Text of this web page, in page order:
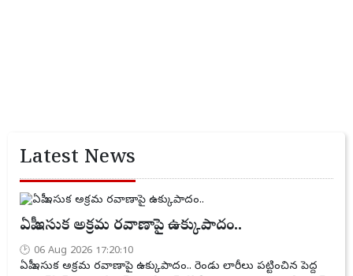
Latest News
ఏపీ ఇసుక అక్రమ రవాణాపై ఉక్కుపాదం..
06 Aug 2026 17:20:10
ఏపీ ఇసుక అక్రమ రవాణాపై ఉక్కుపాదం.. రెండు లారీలు పట్టించిన పెద్ద